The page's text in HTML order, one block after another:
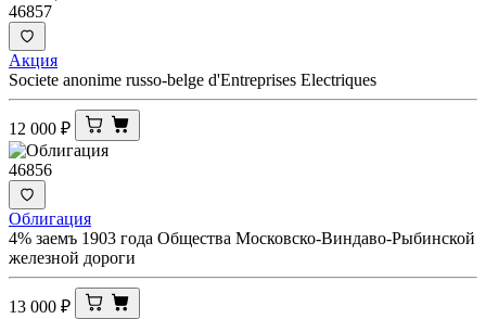
46857
Акция
Societe anonime russo-belge d'Entreprises Electriques
12 000 ₽
46856
Облигация
4% заемъ 1903 года Общества Московско-Виндаво-Рыбинской
железной дороги
13 000 ₽